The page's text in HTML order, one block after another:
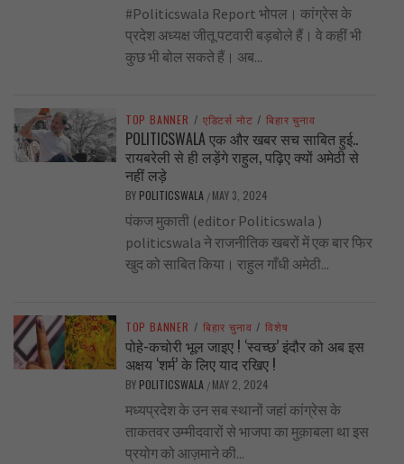
#Politicswala Report भोपल। कांग्रेस के
प्रदेश अध्यक्ष जीतू पटवारी बड़बोले हैं। वे कहीं भी
कुछ भी बोल सकते हैं। अब...
TOP BANNER / एडिटर्स नोट / बिहार चुनाव
POLITICSWALA एक और खबर सच साबित हुई..
रायबरेली से ही लड़ेंगे राहुल, पढ़िए क्यों अमेठी से
नहीं लड़े
BY POLITICSWALA / MAY 3, 2024
पंकज मुकाती (editor Politicswala )
politicswala ने राजनीतिक खबरों में एक बार फिर
खुद को साबित किया। राहुल गाँधी अमेठी...
TOP BANNER / बिहार चुनाव / विशेष
पोहे-कचोरी भूल जाइए ! ‘स्वच्छ’ इंदौर को अब इस
अक्षय ‘शर्म’ के लिए याद रखिए !
BY POLITICSWALA / MAY 2, 2024
मध्यप्रदेश के उन सब स्थानों जहां कांग्रेस के
ताकतवर उम्मीदवारों से भाजपा का मुक़ाबला था इस
प्रयोग को आज़माने की...